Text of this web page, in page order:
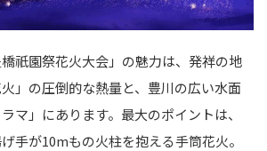
祇園祭花火大会」の魅力は、発祥の地
」の圧倒的な熱量と、豊川の広い水面
マ」にあります。最大のポイントは、
手が10mもの火柱を抱える手筒花火。